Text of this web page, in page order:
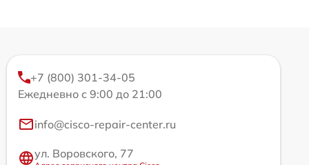
+7 (800) 301-34-05
Ежедневно с 9:00 до 21:00
info@cisco-repair-center.ru
ул. Воровского, 77